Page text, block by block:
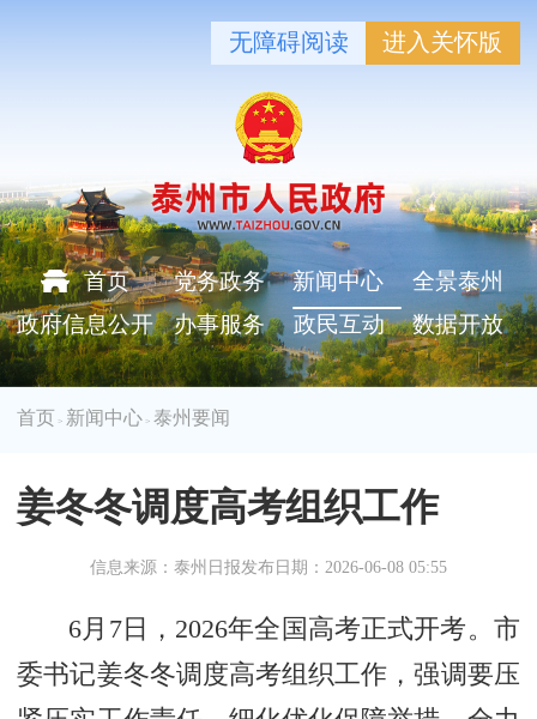
无障碍阅读 进入关怀版
首页 党务政务 新闻中心
全景泰州
政府信息公开
办事服务 政民互动 数据开放
首页 > 新闻中心 >泰州要闻
姜冬冬调度高考组织工作
信息来源：泰州日报发布日期：2026-06-08 05:55
6月7日，2026年全国高考正式开考。市
委书记姜冬冬调度高考组织工作，强调要压